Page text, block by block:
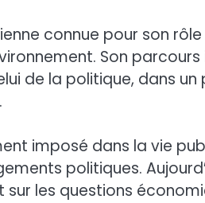
connue pour son rôle
Son
de la politique, dans
imposé dans la vie
politiques.
les questions